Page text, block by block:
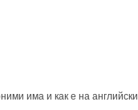
има и как е на английски.